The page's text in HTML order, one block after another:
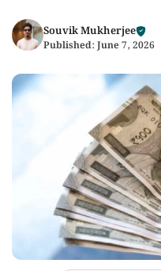
Souvik Mukherjee
Published: June 7, 2026